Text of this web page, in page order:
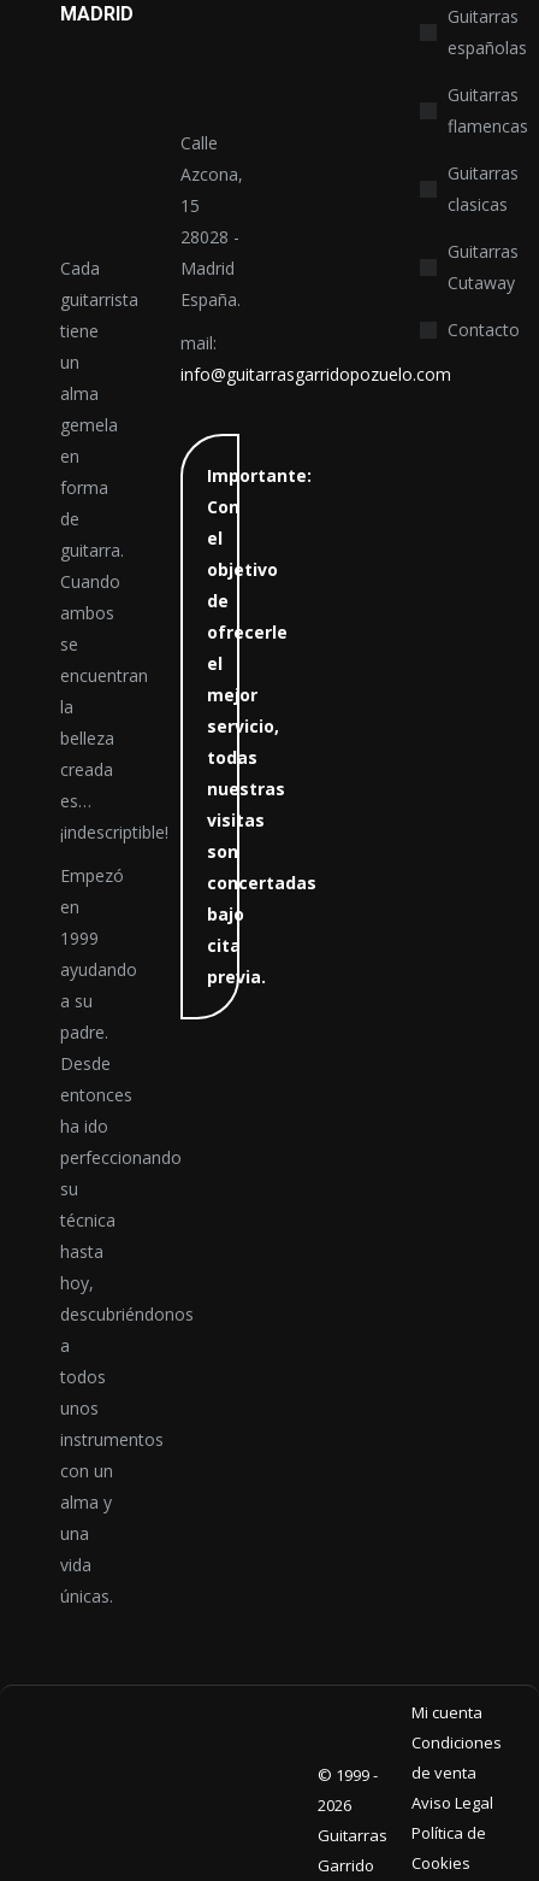
MADRID
Cada
guitarrista
tiene
un
alma
gemela
en
forma
de
guitarra.
Cuando
ambos
se
encuentran
la
belleza
creada
es…
¡indescriptible!
Empezó
en
1999
ayudando
a su
padre.
Desde
entonces
ha ido
perfeccionando
su
técnica
hasta
hoy,
descubriéndonos
a
todos
unos
instrumentos
con un
alma y
una
vida
únicas.
Calle
Azcona,
15
28028 -
Madrid
España.
mail:
info@guitarrasgarridopozuelo.com
Importante:
Con
el
objetivo
de
ofrecerle
el
mejor
servicio,
todas
nuestras
visitas
son
concertadas
bajo
cita
previa.
Guitarras
españolas
Guitarras
flamencas
Guitarras
clasicas
Guitarras
Cutaway
Contacto
© 1999 -
2026
Guitarras
Garrido
Mi cuenta
Condiciones
de venta
Aviso Legal
Política de
Cookies